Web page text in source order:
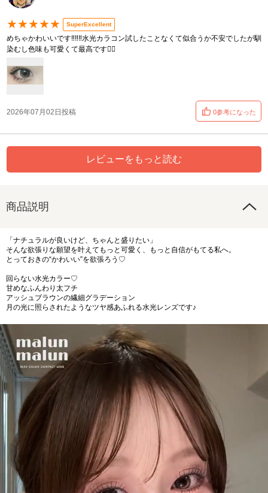
★★★★★ SuperExcellent
めちゃかわいいです‼️‼️‼️水光カラコン試したことなくて似合うか不安でしたが馴
染むし色味も可愛くて最高です🙂‍↕️
2026年07月02日投稿 0参考になった
レビューをもっと読む
商品説明
「ナチュラルが良いけど、ちゃんと盛りたい」
そんな欲張りな願望を叶えてもっと可愛く、もっと自信がもてる私へ。
とっておきの“かわいい”を欲張ろう♡
回らない水光カラー♡
甘めなふんわり太フチ
アッシュブラウンの繊細グラデーション
月の光に照らされたようなツヤ感あふれる水光レンズです♪